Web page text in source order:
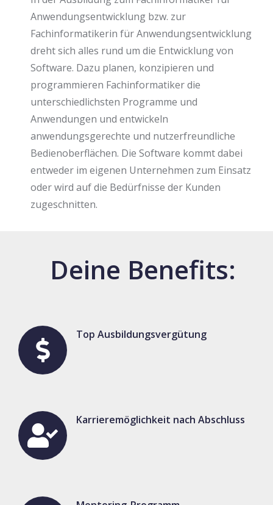
Anwendungsentwicklung bzw. zur
Fachinformatikerin für Anwendungsentwicklung
dreht sich alles rund um die Entwicklung von
Software. Dazu planen, konzipieren und
programmieren Fachinformatiker die
unterschiedlichsten Programme und
Anwendungen und entwickeln
anwendungsgerechte und nutzerfreundliche
Bedienoberflächen. Die Software kommt dabei
entweder im eigenen Unternehmen zum Einsatz
oder wird auf die Bedürfnisse der Kunden
zugeschnitten.
Deine Benefits:
Top Ausbildungsvergütung
Karrieremöglichkeit nach Abschluss